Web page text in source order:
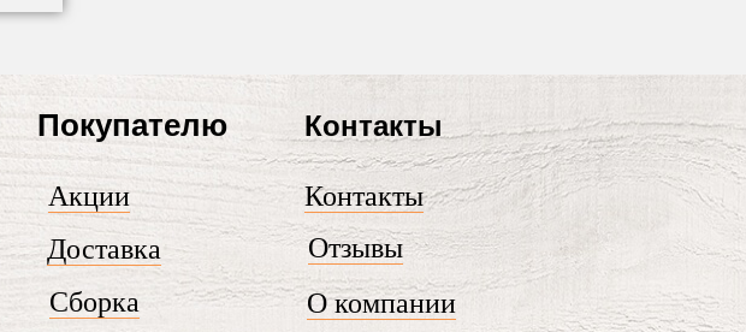
Покупателю Контакты
Контакты
О компании
Доставка
Акции
Сборка
Отзывы